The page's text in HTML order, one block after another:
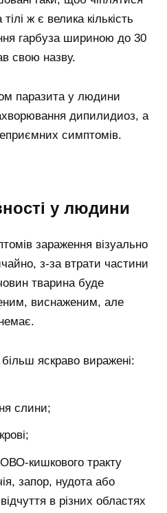
ж є велика кількість
гарбуза шириною до 30
свою назву.
паразита у людини
дипилидиоз, а
симптомів.
у людини
зараження візуально
з-за втрати частини
тварина буде
виснаженим, але
яскраво виражені:
слини;
кишкового тракту
запор, нудота або
в різних областях